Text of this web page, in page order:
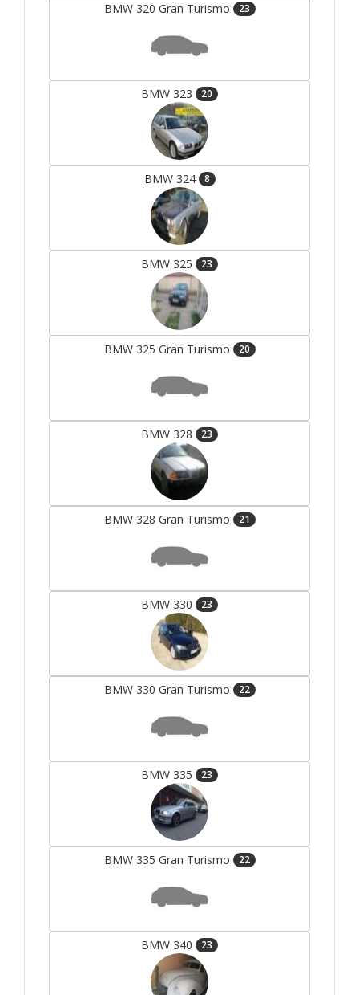
BMW 320 Gran Turismo 23
BMW 323 20
BMW 324 8
BMW 325 23
BMW 325 Gran Turismo 20
BMW 328 23
BMW 328 Gran Turismo 21
BMW 330 23
BMW 330 Gran Turismo 22
BMW 335 23
BMW 335 Gran Turismo 22
BMW 340 23